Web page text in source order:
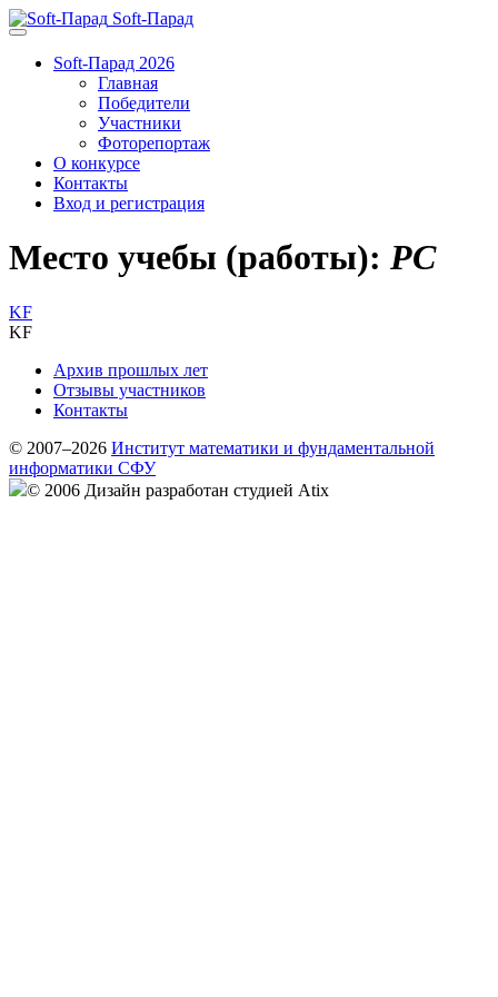
Soft-Парад
Soft-Парад 2026
Главная
Победители
Участники
Фоторепортаж
О конкурсе
Контакты
Вход и регистрация
Место учебы (работы): PC
KF
KF
Архив прошлых лет
Отзывы участников
Контакты
© 2007–2026 Институт математики и фундаментальной
информатики СФУ
© 2006 Дизайн разработан студией Atix